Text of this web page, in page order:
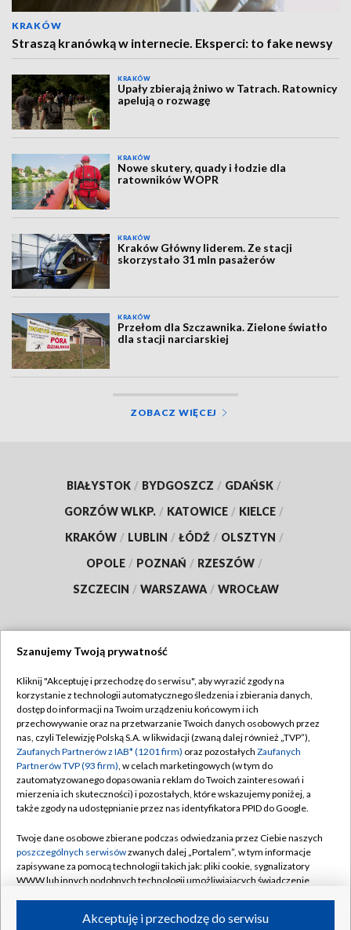
KRAKÓW
Straszą kranówką w internecie. Eksperci: to fake newsy
KRAKÓW
Upały zbierają żniwo w Tatrach. Ratownicy
apelują o rozwagę
KRAKÓW
Nowe skutery, quady i łodzie dla
ratowników WOPR
KRAKÓW
Kraków Główny liderem. Ze stacji
skorzystało 31 mln pasażerów
KRAKÓW
Przełom dla Szczawnika. Zielone światło
dla stacji narciarskiej
ZOBACZ WIĘCEJ
BIAŁYSTOK / BYDGOSZCZ / GDAŃSK /
GORZÓW WLKP. / KATOWICE / KIELCE /
KRAKÓW / LUBLIN / ŁÓDŹ / OLSZTYN /
OPOLE / POZNAŃ / RZESZÓW /
SZCZECIN / WARSZAWA / WROCŁAW
TVP
Abonament TVP
Emisja w TVP
Centrum informacji TVP
Naziemna Telewizja Cyfrowa
Rada Programowa
System NOS
Informacje o nadawcy
Program dla prasy
Regulamin TVP
Polityka prywatności
Moje zgody
Pomoc
Kontakt
Kanały
Szanujemy Twoją prywatność
Kliknij "Akceptuję i przechodzę do serwisu", aby wyrazić zgody na
korzystanie z technologii automatycznego śledzenia i zbierania danych,
dostęp do informacji na Twoim urządzeniu końcowym i ich
przechowywanie oraz na przetwarzanie Twoich danych osobowych przez
nas, czyli Telewizję Polską S.A. w likwidacji (zwaną dalej również „TVP”),
Zaufanych Partnerów z IAB* (1201 firm) oraz pozostałych Zaufanych
Partnerów TVP (93 firm), w celach marketingowych (w tym do
zautomatyzowanego dopasowania reklam do Twoich zainteresowań i
mierzenia ich skuteczności) i pozostałych, które wskazujemy poniżej, a
także zgody na udostępnianie przez nas identyfikatora PPID do Google.
Twoje dane osobowe zbierane podczas odwiedzania przez Ciebie naszych
poszczególnych serwisówzwanych dalej „Portalem”, w tym informacje
zapisywane za pomocą technologii takich jak: pliki cookie, sygnalizatory
WWW lub innych podobnych technologii umożliwiających świadczenie
ruchu w Internecie.Akceptuję i przechodzę do serwisu